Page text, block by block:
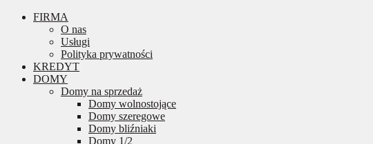
FIRMA
O nas
Usługi
Polityka prywatności
KREDYT
DOMY
Domy na sprzedaż
Domy wolnostojące
Domy szeregowe
Domy bliźniaki
Domy 1/2